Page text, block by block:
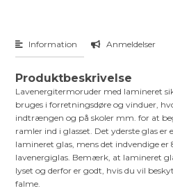
Information Anmeldelser
Produktbeskrivelse
Lavenergitermoruder med lamineret
bruges i forretningsdøre og vinduer,
indtrængen og på skoler mm. for at
ramler ind i glasset. Det yderste glas
lamineret glas, mens det indvendige
lavenergiglas. Bemærk, at lamineret
lyset og derfor er godt, hvis du vil
falme.